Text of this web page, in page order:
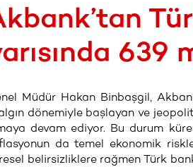
639
Müdür Hakan Binbaşgil,
dönemiyle başlayan ve
devam ediyor. Bu durum
da temel ekonomik
belirsizliklere rağmen Türk